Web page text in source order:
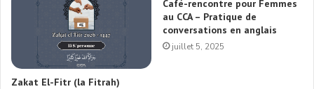
Zakat El-Fitr (la Fitrah)
Café-rencontre pour Femmes
au CCA – Pratique de
conversations en anglais
juillet 5, 2025